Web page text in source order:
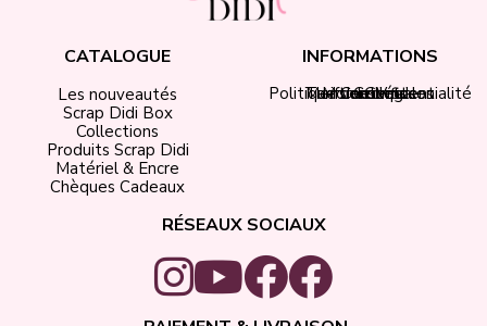
CATALOGUE
Les nouveautés
Scrap Didi Box
Collections
Produits Scrap Didi
Matériel & Encre
Chèques Cadeaux
INFORMATIONS
Contact
Mon compte
CGV
Politique de confidentialité
Mentions légales
Tarifs de livraison
RÉSEAUX SOCIAUX